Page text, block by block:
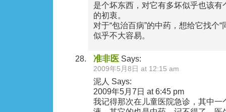
是个坏东西，对它有多坏似乎也该有
的初衷。
对于“包治百病”的中药，想给它找个
似乎不大容易。
准非医 Says:
2009年5月8日 at 12:15 am
泥人 Says:
2009年5月7日 at 6:45 pm
我记得那次在儿童医院急诊，其中一